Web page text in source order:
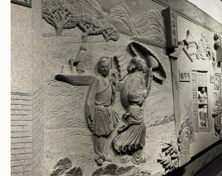
Pháp luật
Vụ án
Tin nóng
Tư vấn luật
Quân
Vũ khí
Việt
Phân